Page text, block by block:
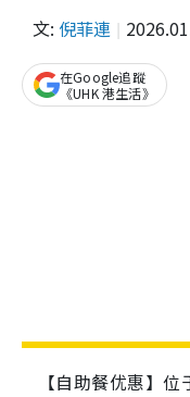
文: 倪菲連
在Google追蹤
《UHK 港生活》
【自助餐优惠】